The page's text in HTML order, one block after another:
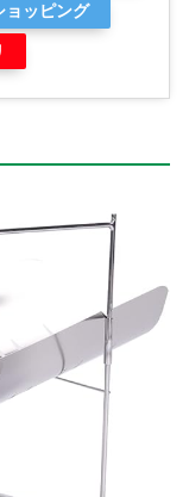
ッピング